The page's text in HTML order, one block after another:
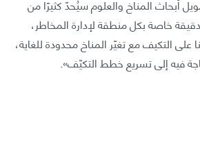
أبحاث المناخ والعلوم سيُحدّ كثيرًا من
خاصة بكل منطقة لإدارة المخاطر،
التكيف مع تغيّر المناخ محدودة للغاية،
فيه إلى تسريع خطط التكيّف».